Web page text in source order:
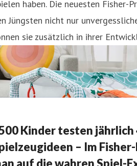
haben. Die neuesten Fisher-
Jüngsten nicht nur
sie zusätzlich in ihrer
Kinder testen jährlich
– Im
auf die wahren Spiel-